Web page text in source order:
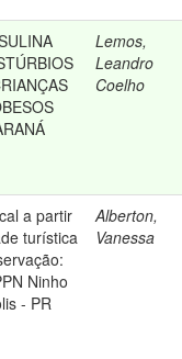
Lemos,
Leandro
Coelho
a partir
turística
Ninho
- PR
Alberton,
Vanessa